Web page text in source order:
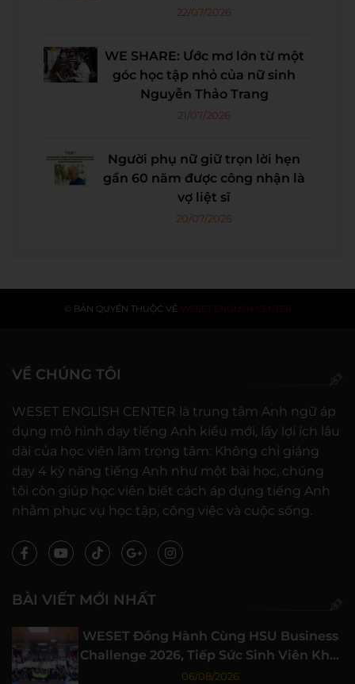
22/07/2026
WE SHARE: Ước mơ lớn từ một
góc học tập nhỏ của nữ sinh
Nguyễn Thảo Trang
21/07/2026
Người phụ nữ giữ trọn lời hẹn
gần 60 năm được công nhận là
vợ liệt sĩ
20/07/2026
© BẢN QUYỀN THUỘC VỀ WESET ENGLISH CENTER
VỀ CHÚNG TÔI
WESET ENGLISH CENTER là trung tâm Anh ngữ áp
dụng mô hình dạy tiếng Anh kiểu mới, lấy lợi ích lâu
dài của học viên làm trọng tâm: Không chỉ giảng
dạy 4 kỹ năng tiếng Anh như một bài học, chúng
tôi còn giúp học viên biết cách áp dụng tiếng Anh
nhằm phục vụ học tập, công việc và cuộc sống.
BÀI VIẾT MỚI NHẤT
WESET Đồng Hành Cùng HSU Business
Challenge 2026, Tiếp Sức Sinh Viên Khởi
Nghiệp
06/08/2026